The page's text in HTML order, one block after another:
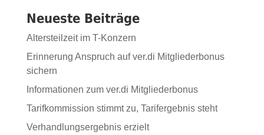
Neueste Beiträge
Altersteilzeit im T-Konzern
Erinnerung Anspruch auf ver.di Mitgliederbonus
sichern
Informationen zum ver.di Mitgliederbonus
Tarifkommission stimmt zu, Tarifergebnis steht
Verhandlungsergebnis erzielt